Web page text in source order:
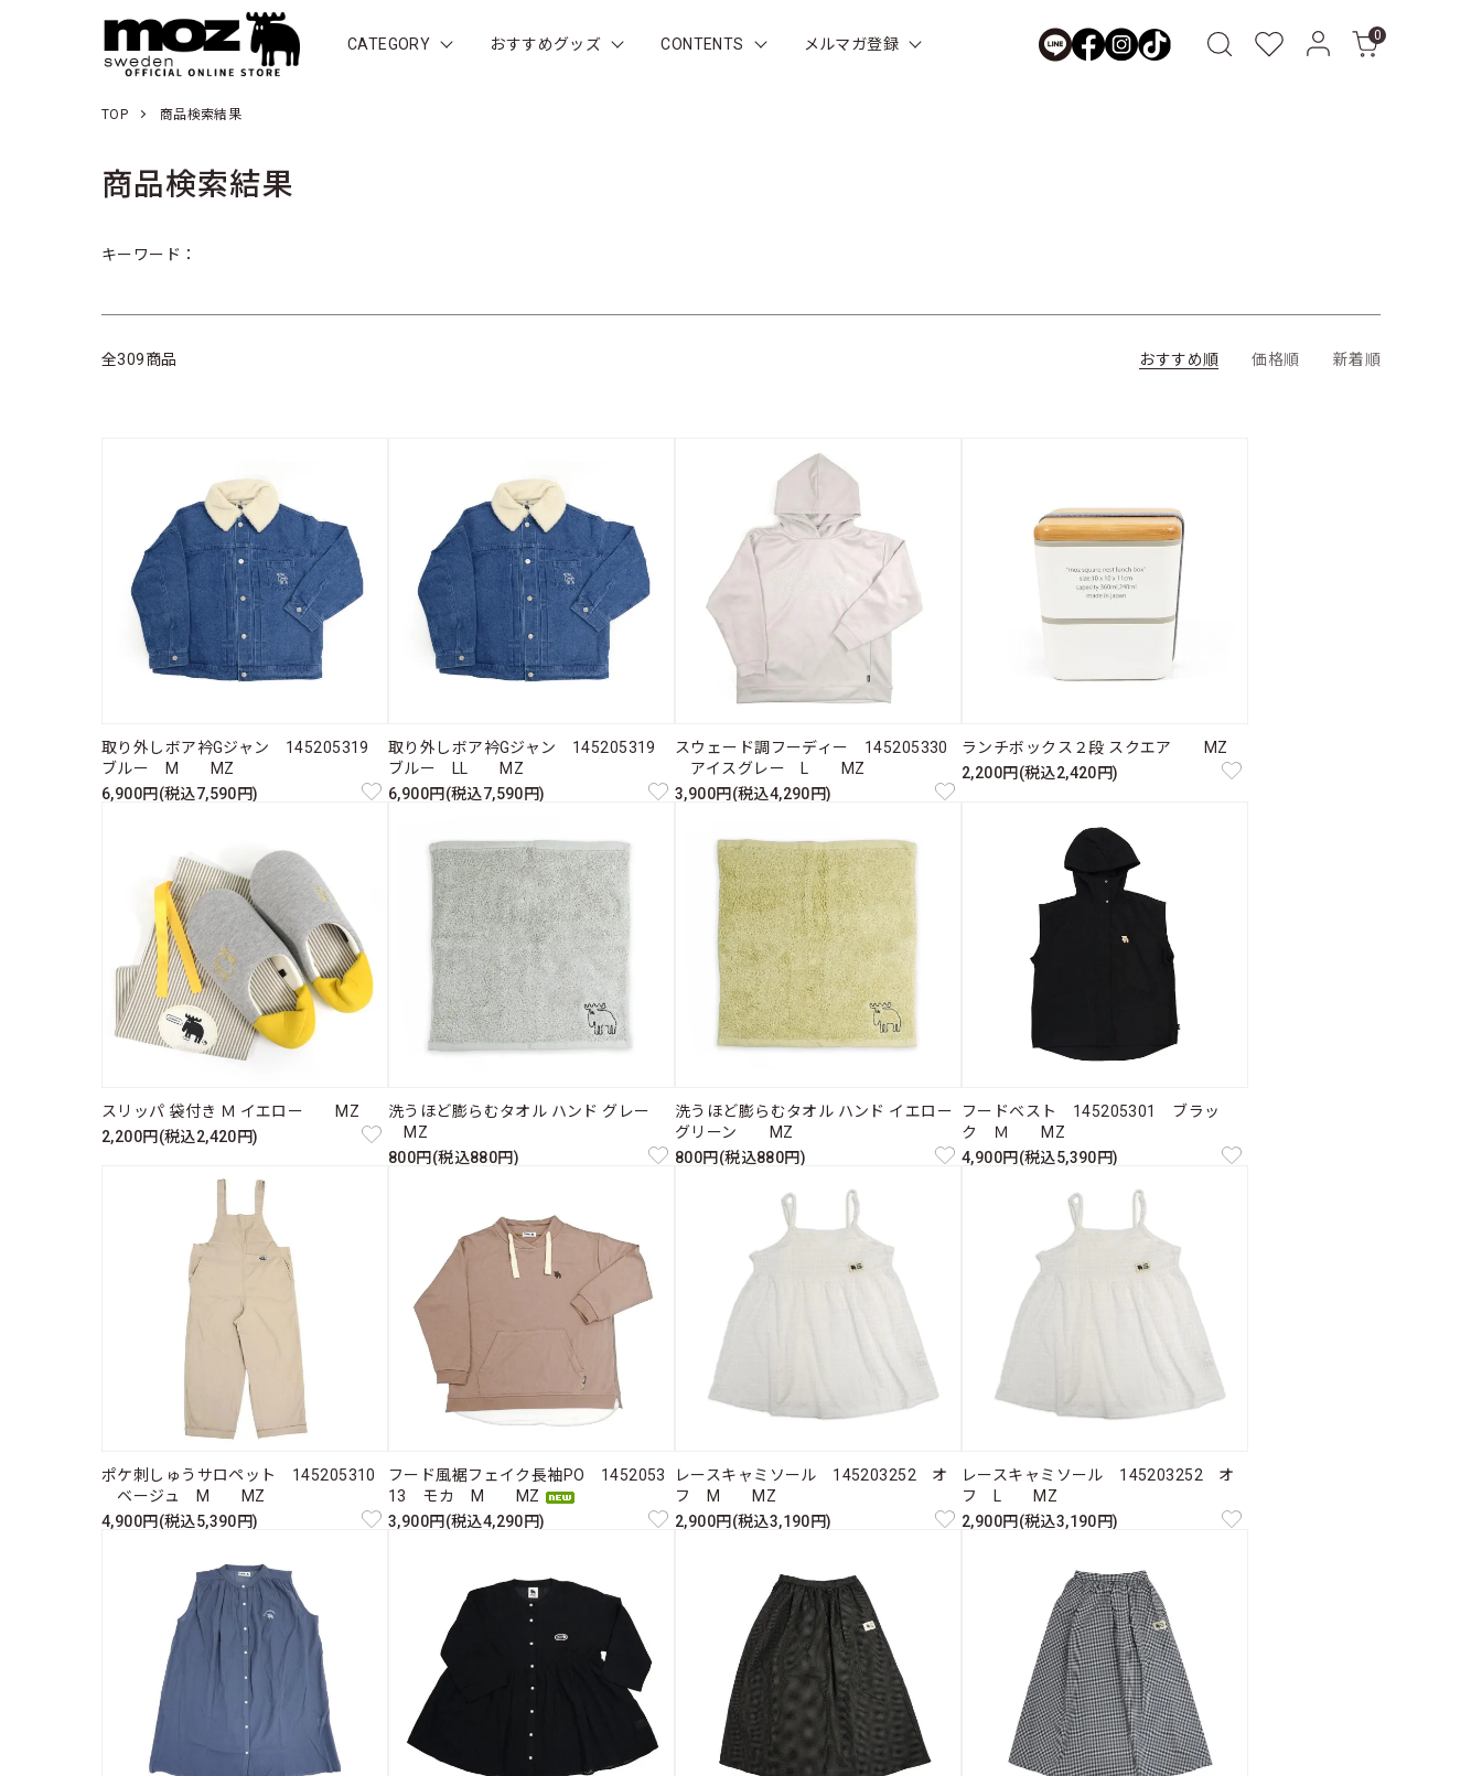
CATEGORY おすすめグッズ CONTENTS メルマガ登録 0
TOP 商品検索結果
商品検索結果
キーワード：
全309商品 おすすめ順 価格順 新着順
取り外しボア衿Gジャン 145205319
ブルー M MZ
6,900円(税込7,590円)
取り外しボア衿Gジャン 145205319
ブルー LL MZ
6,900円(税込7,590円)
スウェード調フーディー 145205330
アイスグレー L MZ
3,900円(税込4,290円)
ランチボックス２段 スクエア MZ
2,200円(税込2,420円)
スリッパ 袋付き Ｍ イエロー MZ
2,200円(税込2,420円)
洗うほど膨らむタオル ハンド グレー
MZ
800円(税込880円)
洗うほど膨らむタオル ハンド イエロー
グリーン MZ
800円(税込880円)
フードベスト 145205301 ブラッ
ク Ｍ MZ
4,900円(税込5,390円)
ポケ刺しゅうサロペット 145205310
ベージュ M MZ
4,900円(税込5,390円)
フード風裾フェイク長袖PO 1452053
13 モカ M MZ
3,900円(税込4,290円)
レースキャミソール 145203252 オ
フ M MZ
2,900円(税込3,190円)
レースキャミソール 145203252 オ
フ L MZ
2,900円(税込3,190円)